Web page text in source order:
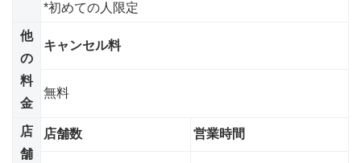
*初めての人限定
他
の
料
金
キャンセル料
無料
店
舗
店舗数 営業時間